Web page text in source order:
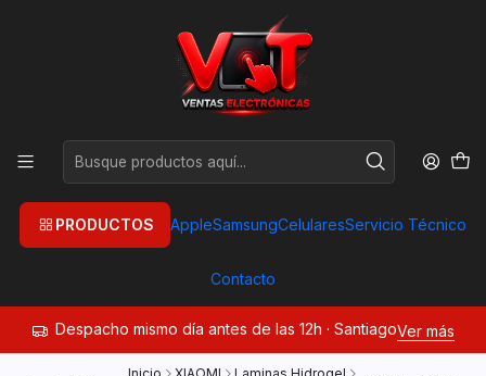
PRODUCTOS AppleSamsungCelularesServicio Técnico
Contacto
Despacho mismo día antes de las 12h · SantiagoVer más